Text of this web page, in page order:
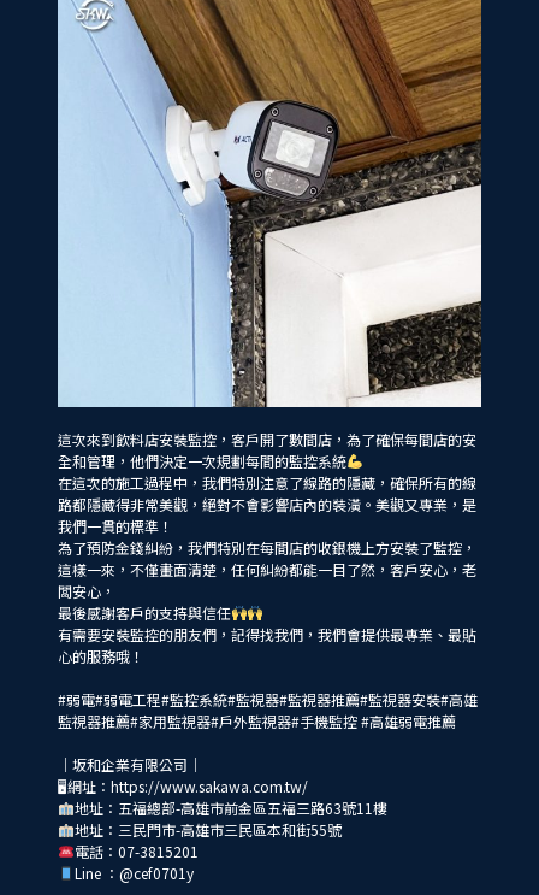
這次來到飲料店安裝監控，客戶開了數間店，為了確保每間店的安
全和管理，他們決定一次規劃每間的監控系統
在這次的施工過程中，我們特別注意了線路的隱藏，確保所有的線
路都隱藏得非常美觀，絕對不會影響店內的裝潢。美觀又專業，是
我們一貫的標準！
為了預防金錢糾紛，我們特別在每間店的收銀機上方安裝了監控，
這樣一來，不僅畫面清楚，任何糾紛都能一目了然，客戶安心，老
闆安心，
最後感謝客戶的支持與信任
有需要安裝監控的朋友們，記得找我們，我們會提供最專業、最貼
心的服務哦！
#弱電#弱電工程#監控系統#監視器#監視器推薦#監視器安裝#高雄
監視器推薦#家用監視器#戶外監視器#手機監控#高雄弱電推薦
｜坂和企業有限公司｜
🖥網址：https://www.sakawa.com.tw/
地址：五福總部-高雄市前金區五福三路63號11樓
地址：三民門市-高雄市三民區本和街55號
電話：07-3815201
Line ： @cef0701y